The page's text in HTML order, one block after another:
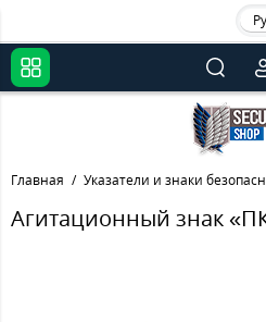
Главная Указатели и знаки
Агитационный знак